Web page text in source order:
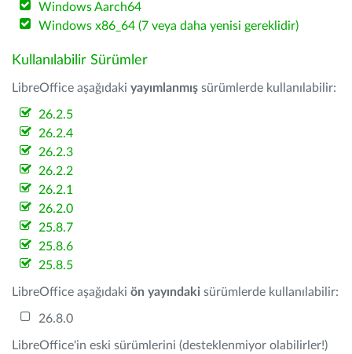
Windows Aarch64
Windows x86_64 (7 veya daha yenisi gereklidir)
Kullanılabilir Sürümler
LibreOffice aşağıdaki yayımlanmış sürümlerde kullanılabilir:
26.2.5
26.2.4
26.2.3
26.2.2
26.2.1
26.2.0
25.8.7
25.8.6
25.8.5
LibreOffice aşağıdaki ön yayındaki sürümlerde kullanılabilir:
26.8.0
LibreOffice'in eski sürümlerini (desteklenmiyor olabilirler!)